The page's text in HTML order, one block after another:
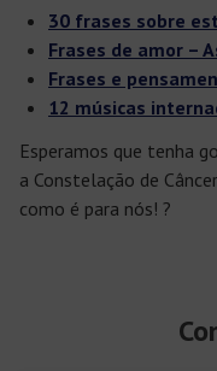
30 frases sobre
Frases de amor –
Frases e
12 músicas
Esperamos que tenha
a Constelação de
como é para nós! ?